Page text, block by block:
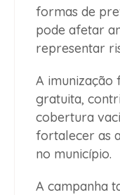
formas de
pode afetar
representar
A imunização
gratuita,
cobertura
fortalecer as
no município.
A campanha